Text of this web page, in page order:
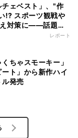
ェベスト」、"作
!? スポーツ観戦や
対策に――話題の
レポート
ちゃスモーキー」
ト」から新作ハイ
ル発売